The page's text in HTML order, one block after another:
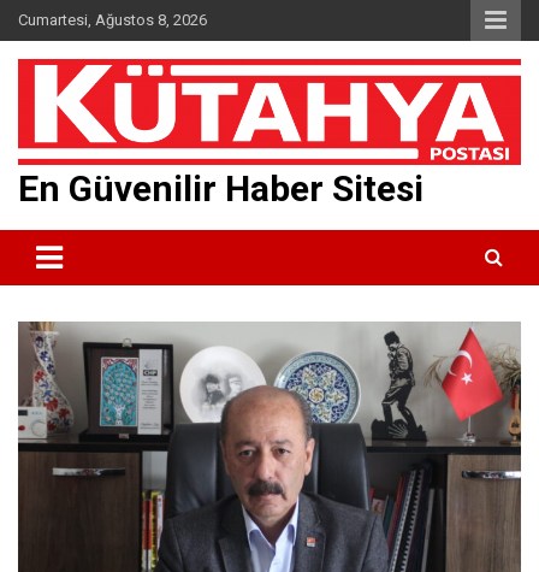
Skip
to
content
Cumartesi, Ağustos 8, 2026
En Güvenilir Haber Sitesi